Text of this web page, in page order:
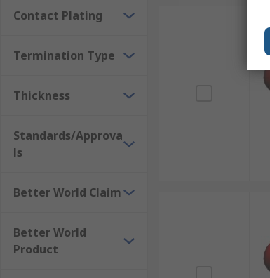
Contact Plating
Termination Type
Thickness
Standards/Approva
ls
Better World Claim
Better World
Product